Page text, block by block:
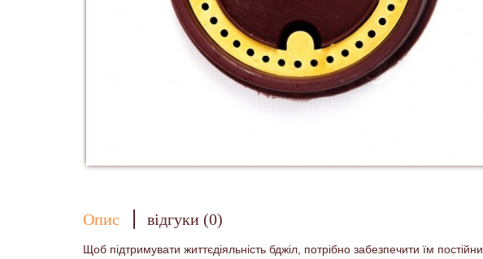
Опис відгуки (0)
Щоб підтримувати життєдіяльність бджіл, потрібно забезпечити їм